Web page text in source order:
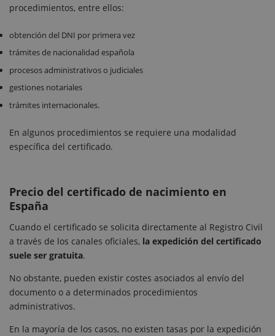
procedimientos, entre ellos:
obtención del DNI por primera vez
trámites de nacionalidad española
procesos administrativos o judiciales
gestiones notariales
trámites internacionales.
En algunos procedimientos se requiere una modalidad
específica del certificado.
Precio del certificado de nacimiento en
España
Cuando el certificado se solicita directamente al Registro Civil
a través de los canales oficiales, la expedición del certificado
suele ser gratuita.
No obstante, pueden existir costes asociados al envío del
documento o a determinados procedimientos
administrativos.
En la mayoría de los casos, no existen tasas por la expedición